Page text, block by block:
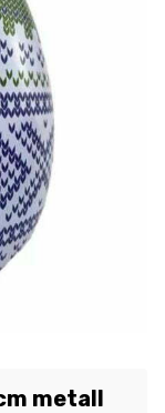
metall